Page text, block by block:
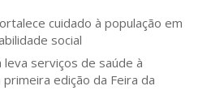
cuidado à população em
social
leva serviços de saúde à
edição da Feira da